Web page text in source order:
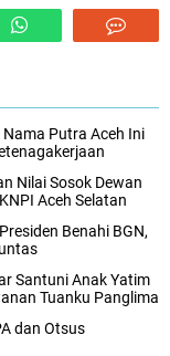
Putra Aceh Ini
Nilai Sosok Dewan
Aceh Selatan
Benahi BGN,
Santuni Anak Yatim
Tuanku Panglima
dan Otsus